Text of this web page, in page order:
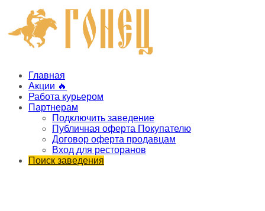
Главная
Акции 🔥
Работа курьером
Партнерам
Подключить заведение
Публичная оферта Покупателю
Договор оферта продавцам
Вход для ресторанов
Поиск заведения